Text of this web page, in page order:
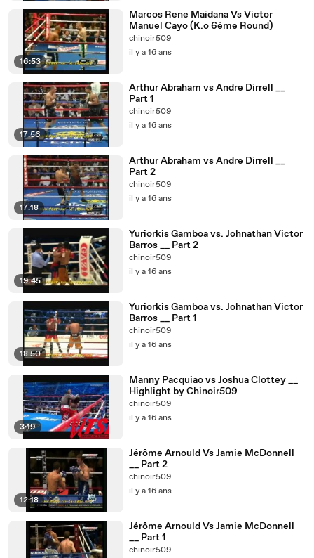
16:53
Marcos Rene Maidana Vs Victor
Manuel Cayo (K.o 6éme Round)
chinoir509
il y a 16 ans
17:56
Arthur Abraham vs Andre Dirrell __
Part 1
chinoir509
il y a 16 ans
17:18
Arthur Abraham vs Andre Dirrell __
Part 2
chinoir509
il y a 16 ans
19:45
Yuriorkis Gamboa vs. Johnathan Victor
Barros __ Part 2
chinoir509
il y a 16 ans
18:50
Yuriorkis Gamboa vs. Johnathan Victor
Barros __ Part 1
chinoir509
il y a 16 ans
3:19
Manny Pacquiao vs Joshua Clottey __
Highlight by Chinoir509
chinoir509
il y a 16 ans
12:18
Jérôme Arnould Vs Jamie McDonnell
__ Part 2
chinoir509
il y a 16 ans
Jérôme Arnould Vs Jamie McDonnell
__ Part 1
chinoir509